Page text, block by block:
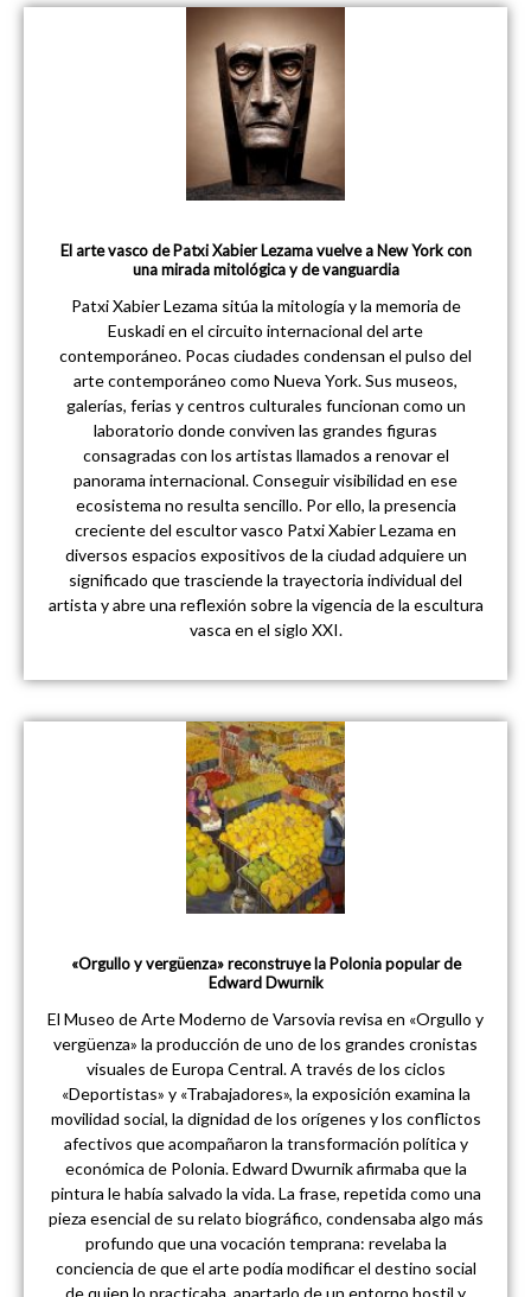
El arte vasco de Patxi Xabier Lezama vuelve a New York con
una mirada mitológica y de vanguardia
Patxi Xabier Lezama sitúa la mitología y la memoria de
Euskadi en el circuito internacional del arte
contemporáneo. Pocas ciudades condensan el pulso del
arte contemporáneo como Nueva York. Sus museos,
galerías, ferias y centros culturales funcionan como un
laboratorio donde conviven las grandes figuras
consagradas con los artistas llamados a renovar el
panorama internacional. Conseguir visibilidad en ese
ecosistema no resulta sencillo. Por ello, la presencia
creciente del escultor vasco Patxi Xabier Lezama en
diversos espacios expositivos de la ciudad adquiere un
significado que trasciende la trayectoria individual del
artista y abre una reflexión sobre la vigencia de la escultura
vasca en el siglo XXI.
«Orgullo y vergüenza» reconstruye la Polonia popular de
Edward Dwurnik
El Museo de Arte Moderno de Varsovia revisa en «Orgullo y
vergüenza» la producción de uno de los grandes cronistas
visuales de Europa Central. A través de los ciclos
«Deportistas» y «Trabajadores», la exposición examina la
movilidad social, la dignidad de los orígenes y los conflictos
afectivos que acompañaron la transformación política y
económica de Polonia. Edward Dwurnik afirmaba que la
pintura le había salvado la vida. La frase, repetida como una
pieza esencial de su relato biográfico, condensaba algo más
profundo que una vocación temprana: revelaba la
conciencia de que el arte podía modificar el destino social